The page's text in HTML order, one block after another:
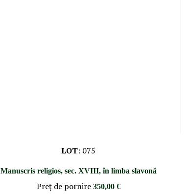
LOT: 075
Manuscris religios, sec. XVIII, în limba slavonă
Preţ de pornire 350,00 €